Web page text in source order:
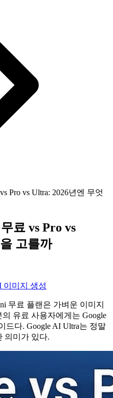
Pro vs Ultra: 2026년엔 무엇
료 vs Pro vs
고를까
이미지 생성
무료 플랜은 가벼운 이미지
유료 사용자에게는 Google
드다. Google AI Ultra는 정말
의미가 있다.